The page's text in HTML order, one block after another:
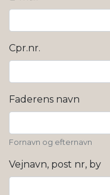
Cpr.nr.
Faderens navn
Fornavn og efternavn
Vejnavn, post nr, by